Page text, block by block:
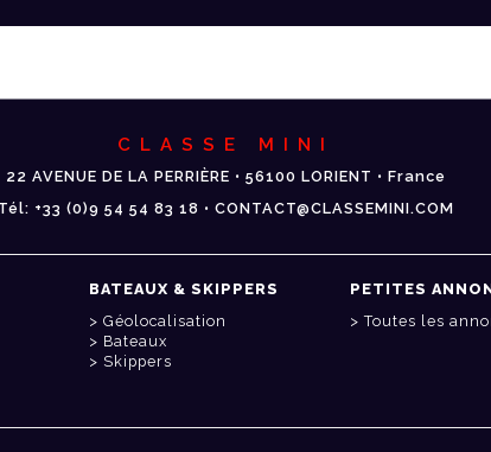
CLASSE MINI
22 AVENUE DE LA PERRIÈRE • 56100 LORIENT • France
Tél: +33 (0)9 54 54 83 18 • CONTACT@CLASSEMINI.COM
BATEAUX & SKIPPERS
Géolocalisation
Bateaux
Skippers
PETITES
Toutes les